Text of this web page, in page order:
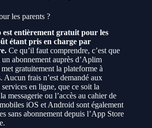
les parents ?
est entièrement gratuit pour les
étant pris en charge par
Ce qu’il faut comprendre, c’est que
un abonnement auprès d’Aplim
gratuitement la plateforme à
Aucun frais n’est demandé aux
en ligne, que ce soit la
messagerie ou l’accès au cahier de
iOS et Android sont également
sans abonnement depuis l’App Store